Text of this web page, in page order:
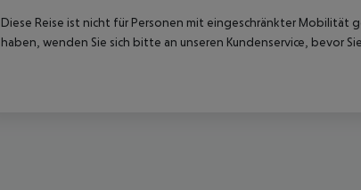
Diese Reise ist nicht für Personen mit eingeschränkter
haben, wenden Sie sich bitte an unseren Kundenservice, bevor